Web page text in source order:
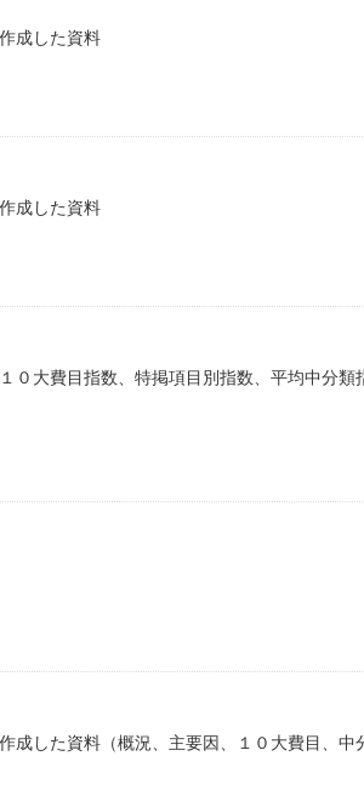
成した資料
成した資料
大費目指数、特掲項目別指数、平均中分類
成した資料（概況、主要因、１０大費目、中